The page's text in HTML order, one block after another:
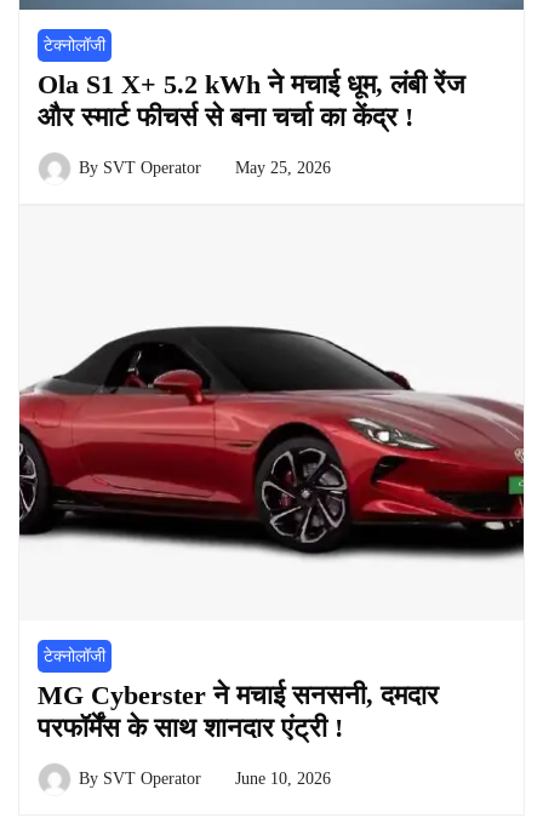
टेक्नोलॉजी
Ola S1 X+ 5.2 kWh ने मचाई धूम, लंबी रेंज
और स्मार्ट फीचर्स से बना चर्चा का केंद्र !
By SVT Operator May 25, 2026
टेक्नोलॉजी
MG Cyberster ने मचाई सनसनी, दमदार
परफॉर्मेंस के साथ शानदार एंट्री !
By SVT Operator June 10, 2026